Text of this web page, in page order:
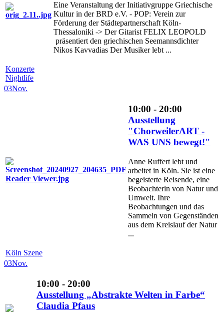
Eine Veranstaltung der Initiativgruppe Griechische
Kultur in der BRD e.V. - POP: Verein zur
Förderung der Städtepartnerschaft Köln-
Thessaloniki -> Der Gitarist FELIX LEOPOLD
präsentiert den griechischen Seemannsdichter
Nikos Kavvadias Der Musiker lebt ...
Konzerte
Nightlife
03Nov.
10:00 - 20:00
Ausstellung
"ChorweilerART -
WAS UNS bewegt!"
Anne Ruffert lebt und
arbeitet in Köln. Sie ist eine
begeisterte Reisende, eine
Beobachterin von Natur und
Umwelt. Ihre
Beobachtungen und das
Sammeln von Gegenständen
aus dem Kreislauf der Natur
...
Köln Szene
03Nov.
10:00 - 20:00
Ausstellung „Abstrakte Welten in Farbe“
Claudia Pfaus